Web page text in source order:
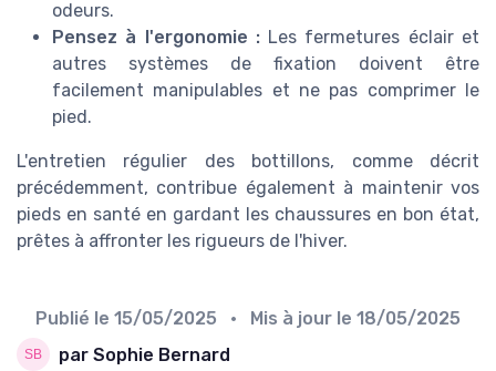
odeurs.
Pensez à l'ergonomie :Les fermetures éclair et
autres systèmes de fixation doivent être
facilement manipulables et ne pas comprimer le
pied.
L'entretien régulier des bottillons, comme décrit
précédemment, contribue également à maintenir vos
pieds en santé en gardant les chaussures en bon état,
prêtes à affronter les rigueurs de l'hiver.
Publié le 15/05/2025 • Mis à jour le 18/05/2025
par Sophie Bernard